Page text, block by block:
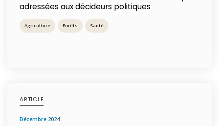
adressées aux décideurs politiques
Agriculture Forêts Santé
ARTICLE
décembre 2024